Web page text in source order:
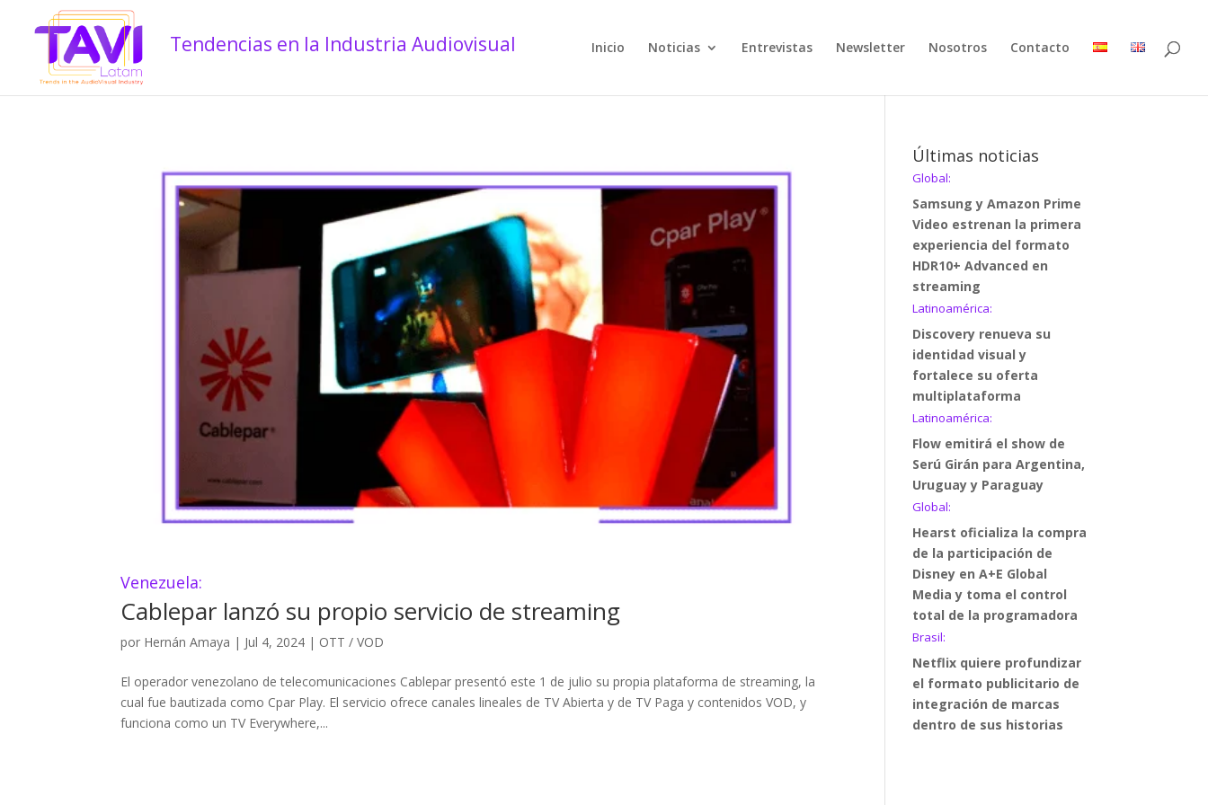
Inicio Noticias Entrevistas Newsletter Nosotros Contacto
Venezuela:
Cablepar lanzó su propio servicio de streaming
por Hernán Amaya | Jul 4, 2024 | OTT / VOD
El operador venezolano de telecomunicaciones Cablepar presentó este 1 de julio su propia plataforma de streaming, la
cual fue bautizada como Cpar Play. El servicio ofrece canales lineales de TV Abierta y de TV Paga y contenidos VOD, y
funciona como un TV Everywhere,...
Últimas noticias
Global:
Samsung y Amazon Prime
Video estrenan la primera
experiencia del formato
HDR10+ Advanced en
streaming
Latinoamérica:
Discovery renueva su
identidad visual y
fortalece su oferta
multiplataforma
Latinoamérica:
Flow emitirá el show de
Serú Girán para Argentina,
Uruguay y Paraguay
Global:
Hearst oficializa la compra
de la participación de
Disney en A+E Global
Media y toma el control
total de la programadora
Brasil:
Netflix quiere profundizar
el formato publicitario de
integración de marcas
dentro de sus historias